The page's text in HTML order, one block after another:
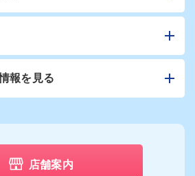
報を見る
店舗案内